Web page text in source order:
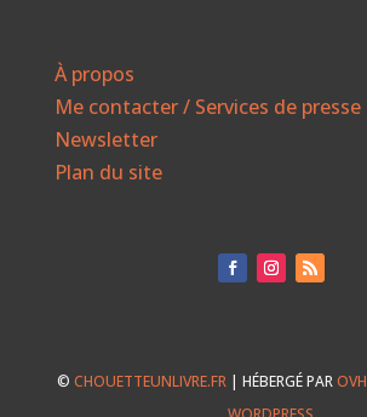
À propos
Me contacter / Services de presse
Newsletter
Plan du site
©CHOUETTEUNLIVRE.FR | HÉBERGÉ PAROVH